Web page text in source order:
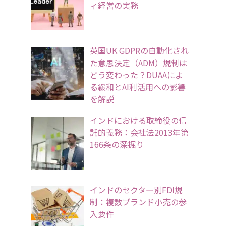
ィ経営の実務
英国UK GDPRの自動化され
た意思決定（ADM）規制は
どう変わった？DUAAによ
る緩和とAI利活用への影響
を解説
インドにおける取締役の信
託的義務：会社法2013年第
166条の深掘り
インドのセクター別FDI規
制：複数ブランド小売の参
入要件